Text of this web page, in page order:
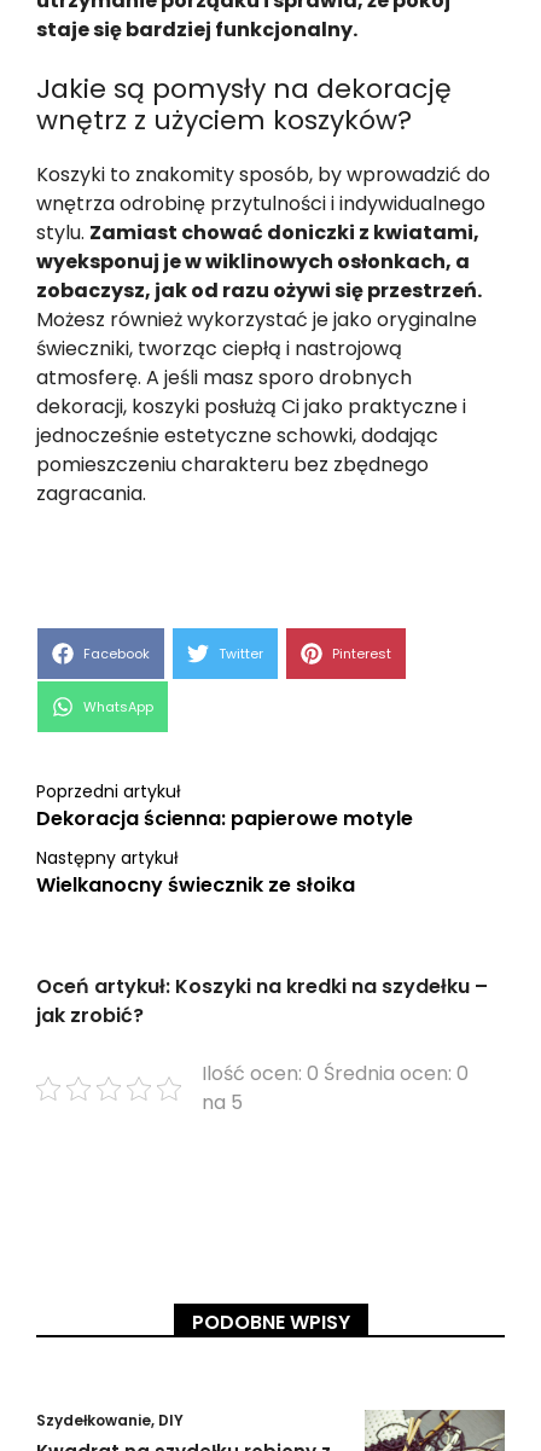
staje się bardziej funkcjonalny.
Jakie są pomysły na dekorację
wnętrz z użyciem koszyków?
Koszyki to znakomity sposób, by wprowadzić do
wnętrza odrobinę przytulności i indywidualnego
stylu. Zamiast chować doniczki z kwiatami,
wyeksponuj je w wiklinowych osłonkach, a
zobaczysz, jak od razu ożywi się przestrzeń.
Możesz również wykorzystać je jako oryginalne
świeczniki, tworząc ciepłą i nastrojową
atmosferę. A jeśli masz sporo drobnych
dekoracji, koszyki posłużą Ci jako praktyczne i
jednocześnie estetyczne schowki, dodając
pomieszczeniu charakteru bez zbędnego
zagracania.
Share
Facebook Share
Twitter Share
Pinterest
Share
WhatsApp
Poprzedni artykuł
Dekoracja ścienna: papierowe motyle
Następny artykuł
Wielkanocny świecznik ze słoika
Oceń artykuł: Koszyki na kredki na szydełku –
jak zrobić?
Ilość ocen: 0 Średnia ocen: 0
na 5
PODOBNE WPISY
Szydełkowanie, DIY